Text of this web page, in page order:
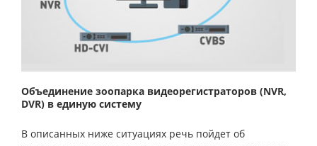
Объединение зоопарка видеорегистраторов (NVR,
DVR) в единую систему
В описанных ниже ситуациях речь пойдет об